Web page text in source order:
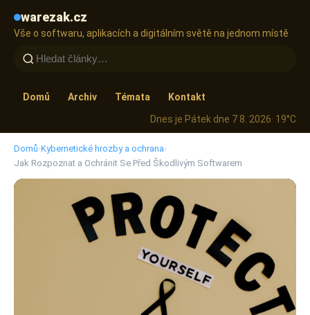
warezak.cz
Vše o softwaru, aplikacích a digitálním světě na jednom místě
Domů Archiv Témata
Kontakt
Dnes je Pátek dne 7 8. 2026· 19°C
Domů›Kybernetické hrozby a ochrana›
Jak Rozpoznat a Ochránit Se Před Škodlivým Softwarem